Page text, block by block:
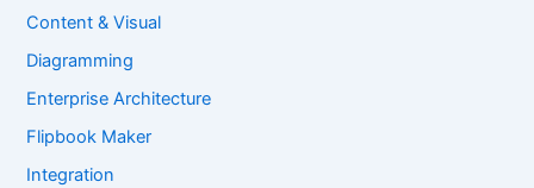
Content & Visual
Diagramming
Enterprise Architecture
Flipbook Maker
Integration